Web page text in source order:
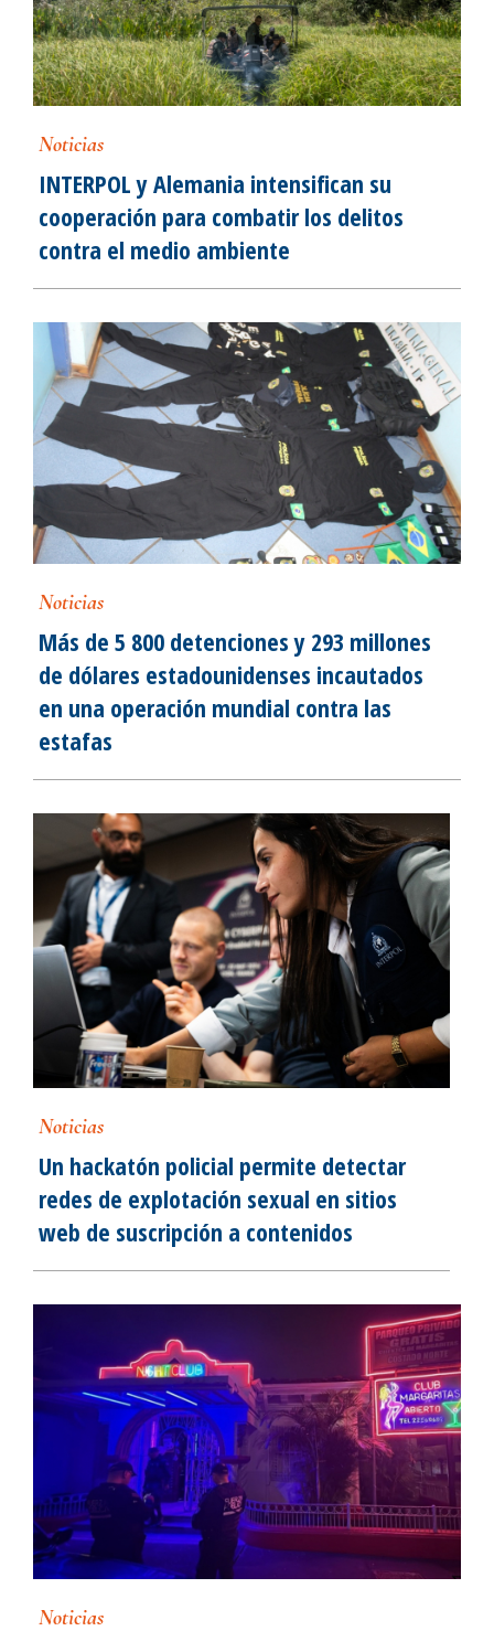
Noticias
INTERPOL y Alemania intensifican su
cooperación para combatir los delitos
contra el medio ambiente
Noticias
Más de 5 800 detenciones y 293 millones
de dólares estadounidenses incautados
en una operación mundial contra las
estafas
Noticias
Un hackatón policial permite detectar
redes de explotación sexual en sitios
web de suscripción a contenidos
Noticias